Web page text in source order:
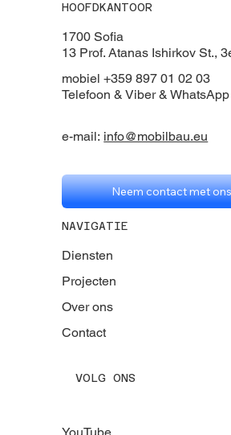
HOOFDKANTOOR
1700 Sofia
13 Prof. Atanas Ishirkov St.,
mobiel +359 897 01 02 03
Telefoon & Viber & WhatsApp
e-mail: info@mobilbau.eu
Neem contact met
NAVIGATIE
Diensten
Projecten
Over ons
Contact
VOLG ONS